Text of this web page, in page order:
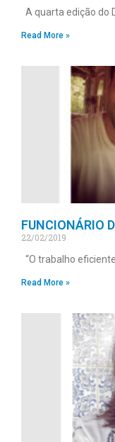
A quarta edição do
Read More »
FUNCIONÁRIO
22/02/2019
“O trabalho
Read More »